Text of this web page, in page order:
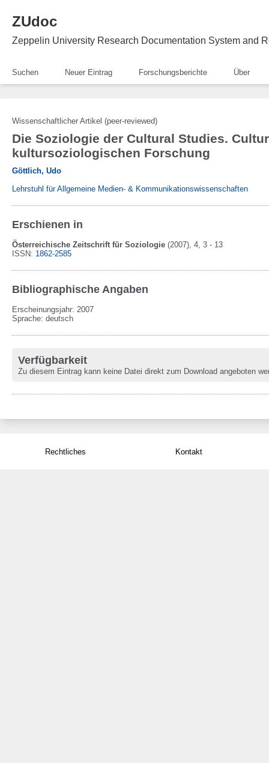
ZUdoc
Zeppelin University Research Documentation System and
Suchen Neuer Eintrag Forschungsberichte Über
Wissenschaftlicher Artikel (peer-reviewed)
Die Soziologie der Cultural Studies.
kultursoziologischen Forschung
Göttlich, Udo
Lehrstuhl für Allgemeine Medien- & Kommunikationswissenschaften
Erschienen in
Österreichische Zeitschrift für Soziologie (2007), 4, 3 - 13
ISSN: 1862-2585
Bibliographische Angaben
Erscheinungsjahr: 2007
Sprache: deutsch
Verfügbarkeit
Zu diesem Eintrag kann keine Datei direkt zum Download angeboten
Rechtliches Kontakt